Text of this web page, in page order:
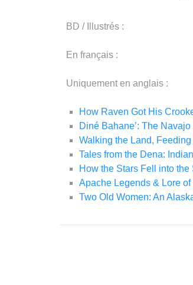
BD / Illustrés :
En français :
Uniquement en anglais :
How Raven Got His
Diné Bahane’: The
Walking the Land,
Tales from the Dena:
How the Stars Fell into the
Apache Legends & Lore
Two Old Women: An